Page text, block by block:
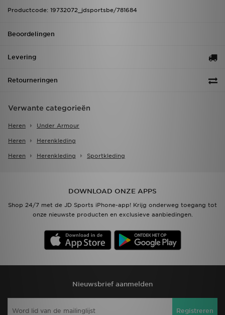
Productcode: 19732072_jdsportsbe/781684
Beoordelingen
Levering
Retourneringen
Verwante categorieën
Heren Under Armour
Heren Herenkleding
Heren Herenkleding Sportkleding
DOWNLOAD ONZE APPS
Shop 24/7 met de JD Sports iPhone-app! Krijg onderweg toegang tot
onze nieuwste producten en exclusieve aanbiedingen.
Nieuwsbrief aanmelden
Registreren